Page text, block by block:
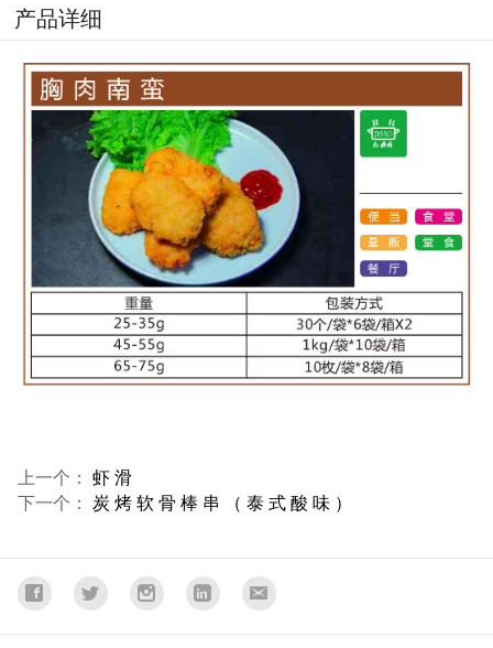
产品详细
上一个： 虾 滑
下一个： 炭 烤 软 骨 棒 串 （ 泰 式 酸 味 ）